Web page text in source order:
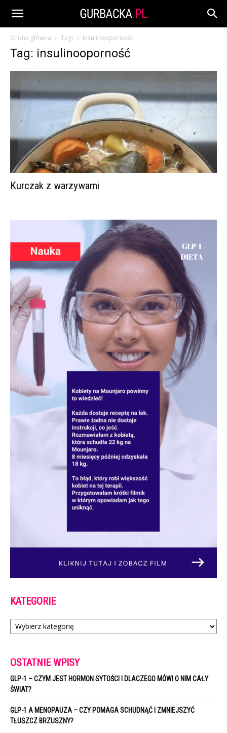
Strona główna Tagi Insulinooporność
Tag: insulinooporność
Kurczak z warzywami
KATEGORIE
Kategorie
OSTATNIE WPISY
GLP-1 – CZYM JEST HORMON SYTOŚCI I DLACZEGO MÓWI O NIM CAŁY
ŚWIAT?
GLP-1 A MENOPAUZA – CZY POMAGA SCHUDNĄĆ I ZMNIEJSZYĆ
TŁUSZCZ BRZUSZNY?